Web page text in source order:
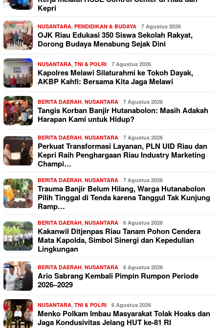
Kepri
NUSANTARA, PENDIDIKAN & BUDAYA 7 Agustus 2026
OJK Riau Edukasi 350 Siswa Sekolah Rakyat,
Dorong Budaya Menabung Sejak Dini
NUSANTARA, TNI & POLRI 7 Agustus 2026
Kapolres Melawi Silaturahmi ke Tokoh Dayak,
AKBP Kahfi: Bersama Kita Jaga Melawi
BERITA DAERAH, NUSANTARA 7 Agustus 2026
Tangis Korban Banjir Hutanabolon: Masih Adakah
Harapan Kami untuk Hidup?
BERITA DAERAH, NUSANTARA 7 Agustus 2026
Perkuat Transformasi Layanan, PLN UID Riau dan
Kepri Raih Penghargaan Riau Industry Marketing
Champi…
BERITA DAERAH, NUSANTARA 7 Agustus 2026
Trauma Banjir Belum Hilang, Warga Hutanabolon
Pilih Tinggal di Tenda karena Tanggul Tak Kunjung
Ramp…
BERITA DAERAH, NUSANTARA 6 Agustus 2026
Kakanwil Ditjenpas Riau Tanam Pohon Cendera
Mata Kapolda, Simbol Sinergi dan Kepedulian
Lingkungan
BERITA DAERAH, NUSANTARA 6 Agustus 2026
Ario Sabrang Kembali Pimpin Rumpon Periode
2026–2029
NUSANTARA, TNI & POLRI 6 Agustus 2026
Menko Polkam Imbau Masyarakat Tolak Hoaks dan
Jaga Kondusivitas Jelang HUT ke-81 RI